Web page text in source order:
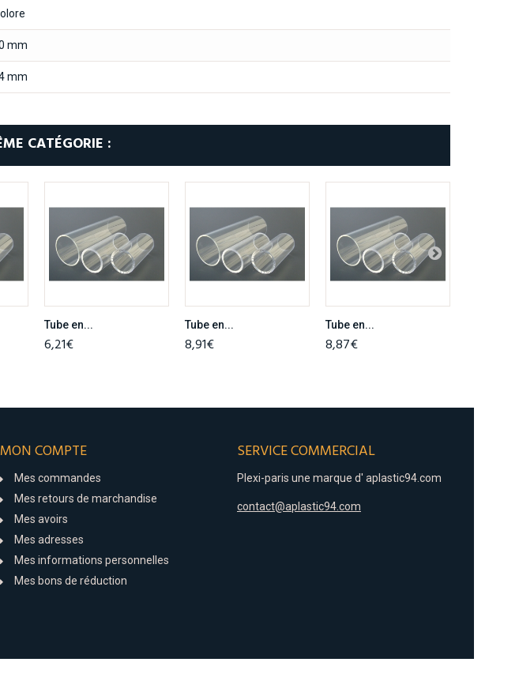
mm
mm
CATÉGORIE :
Tube en...
6,21€
Tube en...
8,91€
Tube en...
8,87€
MON COMPTE
Mes commandes
Mes retours de marchandise
Mes avoirs
Mes adresses
Mes informations personnelles
Mes bons de réduction
SERVICE COMMERCIAL
Plexi-paris une marque d' aplastic94.com
contact@aplastic94.com